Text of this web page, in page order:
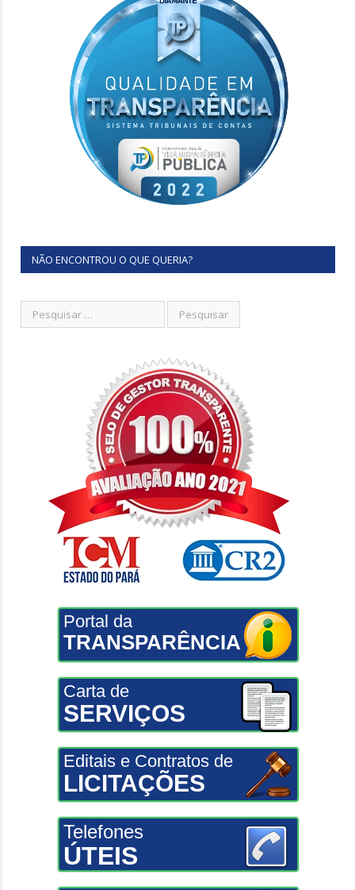
NÃO ENCONTROU O QUE QUERIA?
Portal da
TRANSPARÊNCIA
Carta de
SERVIÇOS
Editais e Contratos de
LICITAÇÕES
Telefones
ÚTEIS